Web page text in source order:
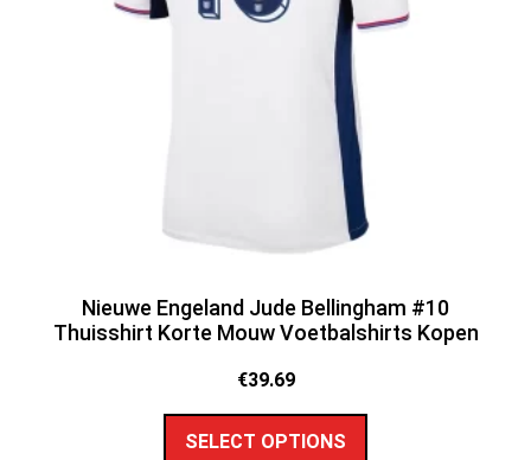
Nieuwe Engeland Jude Bellingham #10
Thuisshirt Korte Mouw Voetbalshirts Kopen
€39.69
SELECT OPTIONS